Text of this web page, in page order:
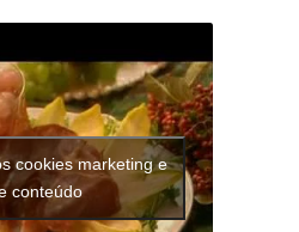
cookies marketing e
conteúdo